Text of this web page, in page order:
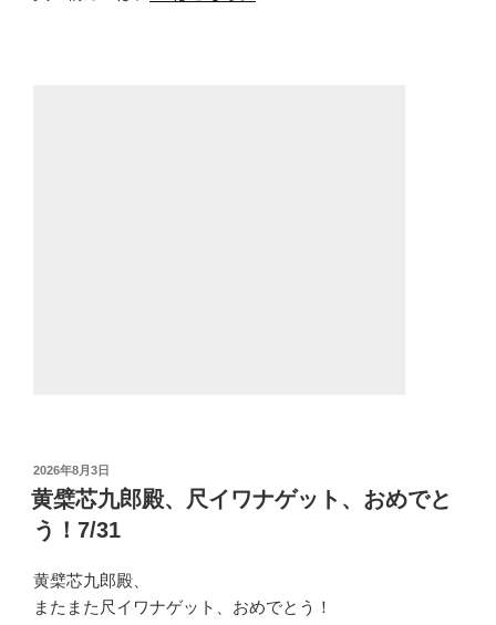
投
稿
日:
2026年8月3日
黄檗芯九郎殿、尺イワナゲット、おめでと
う！7/31
黄檗芯九郎殿、
またまた尺イワナゲット、おめでとう！